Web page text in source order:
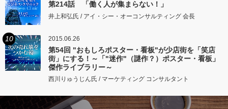
第214話 「働く人が集まらない！」
井上和弘氏 / アイ・シー・オーコンサルティング 会長
10 2015.06.26
第54回 "おもしろポスター・看板"が少店街を「笑店
街」にする！～「"迷作"（謎作？）ポスター・看板」
傑作ライブラリー～
西川りゅうじん氏 / マーケティング コンサルタント